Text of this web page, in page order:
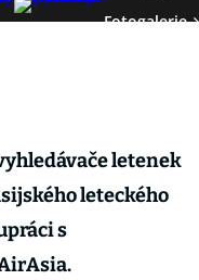
Fotogalerie
letenek
leteckého
s